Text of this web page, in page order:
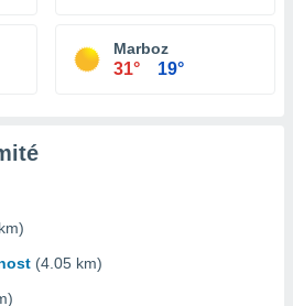
Marboz
31° 19°
(4.05 km)